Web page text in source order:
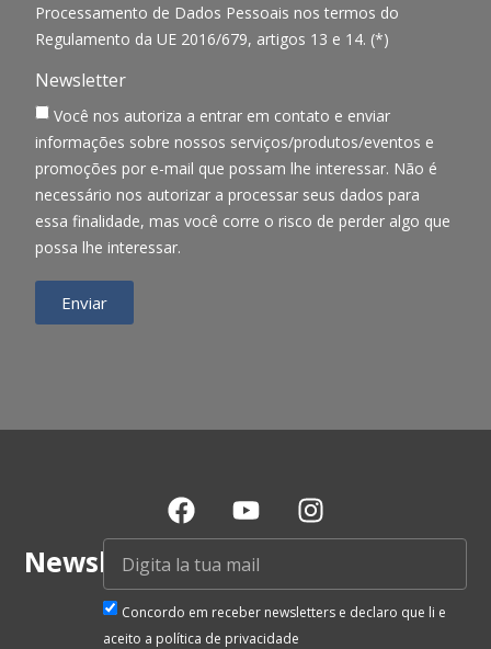
Processamento de Dados Pessoais nos termos do
Regulamento da UE 2016/679, artigos 13 e 14. (*)
Newsletter
Você nos autoriza a entrar em contato e enviar
informações sobre nossos serviços/produtos/eventos e
promoções por e-mail que possam lhe interessar. Não é
necessário nos autorizar a processar seus dados para
essa finalidade, mas você corre o risco de perder algo que
possa lhe interessar.
Enviar
Newsletter
Concordo em receber newsletters e declaro que li e
aceito a política de privacidade